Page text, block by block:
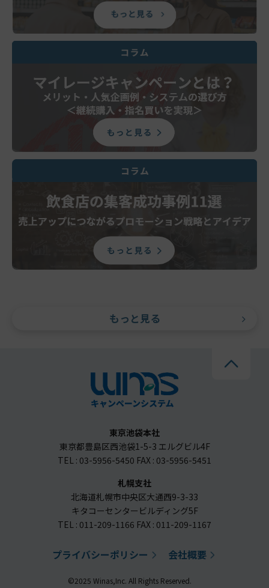
もっと見る
東京池袋本社
東京都豊島区西池袋1-5-3 エルグビル4F
TEL : 03-5956-5450 FAX : 03-5956-5451
札幌支社
北海道札幌市中央区大通西9-3-33
キタコーセンタービルディング5F
TEL : 011-209-1166 FAX : 011-209-1167
プライバシーポリシー 会社概要
©2025 Winas,Inc. All Rights Reserved.